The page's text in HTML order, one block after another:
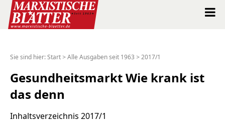
Suche
Shop
Sie sind hier:Start >Alle Ausgaben seit 1963 >2017/1
Gesundheitsmarkt Wie krank ist
das denn
Inhaltsverzeichnis 2017/1